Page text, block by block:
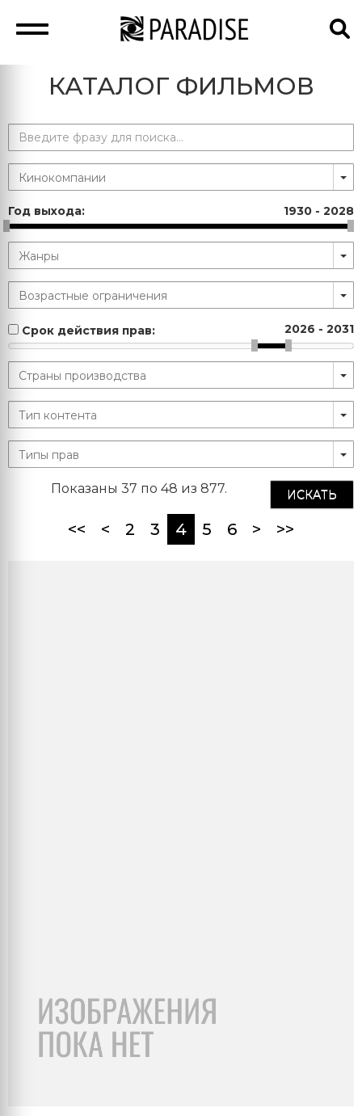
КАТАЛОГ ФИЛЬМОВ
Год выхода: 1930 - 2028
Срок действия прав: 2026 - 2031
ИСКАТЬ
Показаны 37 по 48 из 877.
<< < 2 3 4(current)
5 6 > >>